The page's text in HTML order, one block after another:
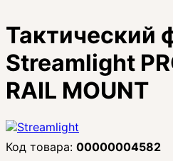
Тактический
Streamlight
RAIL MOUNT
00000004582